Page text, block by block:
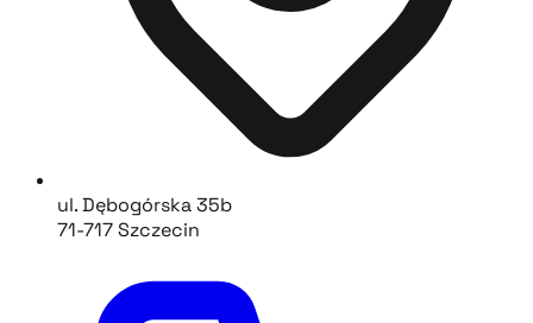
ul. Dębogórska 35b
71-717 Szczecin